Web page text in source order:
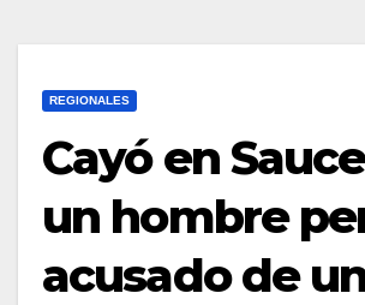
REGIONALES
Cayó en
un hombre
acusado de